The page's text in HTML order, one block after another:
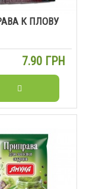
К ПЛОВУ
7.90 ГРН